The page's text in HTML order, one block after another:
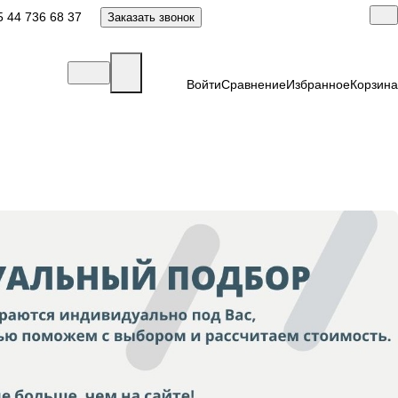
44 736 68 37 Заказать звонок
ВойтиСравнениеИзбранноеКорзина